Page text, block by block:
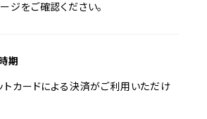
ジをご確認ください。
期
トカードによる決済がご利用いただけ